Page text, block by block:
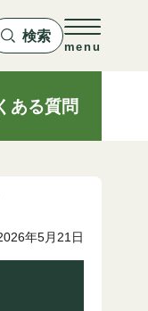
検索
menu
ある質問
年5月21日